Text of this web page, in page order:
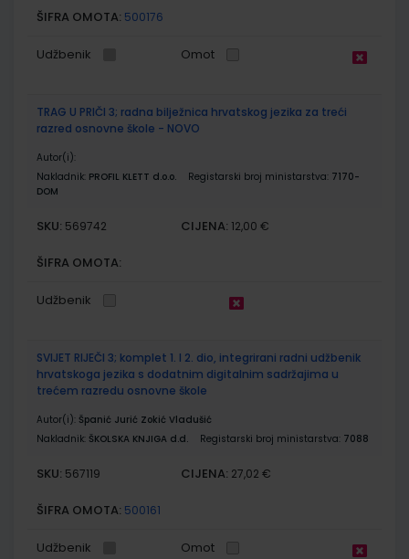
ŠIFRA OMOTA: 500176
Udžbenik Omot
TRAG U PRIČI 3; radna bilježnica hrvatskog jezika za treći
razred osnovne škole - NOVO
Autor(i):
Nakladnik: PROFIL KLETT d.o.o. Registarski broj ministarstva: 7170-
DOM
SKU: 569742 CIJENA: 12,00 €
ŠIFRA OMOTA:
Udžbenik
SVIJET RIJEČI 3; komplet 1. I 2. dio, integrirani radni udžbenik
hrvatskoga jezika s dodatnim digitalnim sadržajima u
trećem razredu osnovne škole
Autor(i): Španić Jurić Zokić Vladušić
Nakladnik: ŠKOLSKA KNJIGA d.d. Registarski broj ministarstva: 7088
SKU: 567119 CIJENA: 27,02 €
ŠIFRA OMOTA: 500161
Udžbenik Omot